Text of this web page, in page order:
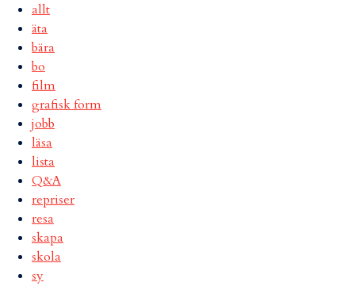
allt
äta
bära
bo
film
grafisk form
jobb
läsa
lista
Q&A
repriser
resa
skapa
skola
sy